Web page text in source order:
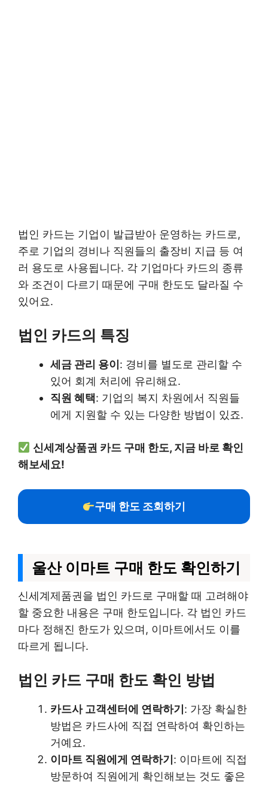
법인 카드는 기업이 발급받아 운영하는 카드로,
주로 기업의 경비나 직원들의 출장비 지급 등 여
러 용도로 사용됩니다. 각 기업마다 카드의 종류
와 조건이 다르기 때문에 구매 한도도 달라질 수
있어요.
법인 카드의 특징
세금 관리 용이 : 경비를 별도로 관리할 수
있어 회계 처리에 유리해요.
직원 혜택: 기업의 복지 차원에서 직원들
에게 지원할 수 있는 다양한 방법이 있죠.
신세계상품권 카드 구매 한도, 지금 바로 확인
해보세요!
구매 한도 조회하기
울산 이마트 구매 한도 확인하기
신세계제품권을 법인 카드로 구매할 때 고려해야
할 중요한 내용은 구매 한도입니다. 각 법인 카드
마다 정해진 한도가 있으며, 이마트에서도 이를
따르게 됩니다.
법인 카드 구매 한도 확인 방법
카드사 고객센터에 연락하기 : 가장 확실한
방법은 카드사에 직접 연락하여 확인하는
거예요.
이마트 직원에게 연락하기 : 이마트에 직접
방문하여 직원에게 확인해보는 것도 좋은